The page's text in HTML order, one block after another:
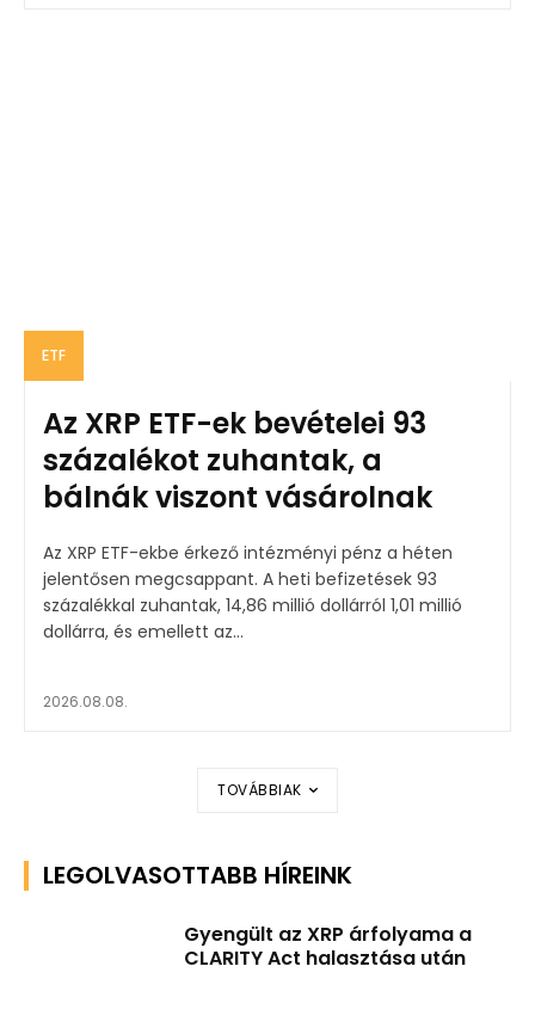
ETF
Az XRP ETF-ek bevételei 93
százalékot zuhantak, a
bálnák viszont vásárolnak
Az XRP ETF-ekbe érkező intézményi pénz a héten
jelentősen megcsappant. A heti befizetések 93
százalékkal zuhantak, 14,86 millió dollárról 1,01 millió
dollárra, és emellett az...
2026.08.08.
TOVÁBBIAK
LEGOLVASOTTABB HÍREINK
Gyengült az XRP árfolyama a
CLARITY Act halasztása után